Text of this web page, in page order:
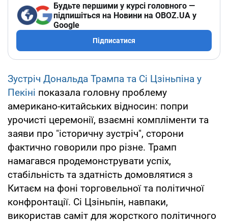
Будьте першими у курсі головного —
підпишіться на Новини на OBOZ.UA у
Google
Підписатися
Зустріч Дональда Трампа та Сі Цзіньпіна у
Пекіні показала головну проблему
американо-китайських відносин: попри
урочисті церемонії, взаємні компліменти та
заяви про "історичну зустріч", сторони
фактично говорили про різне. Трамп
намагався продемонструвати успіх,
стабільність та здатність домовлятися з
Китаєм на фоні торговельної та політичної
конфронтації. Сі Цзіньпін, навпаки,
використав саміт для жорсткого політичного